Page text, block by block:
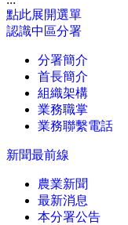
點此展開選單
認識中區分署
分署簡介
首長簡介
組織架構
業務職掌
業務聯繫電話
新聞最前線
農業新聞
最新消息
本分署公告